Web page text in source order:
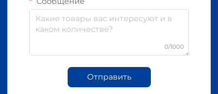
0/1000
Отправить